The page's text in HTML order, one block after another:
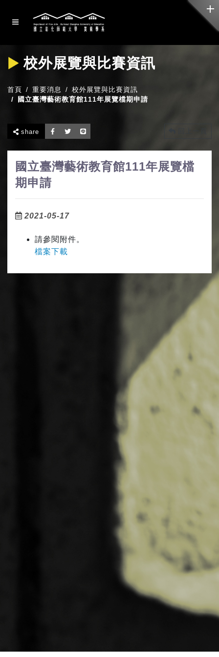
校外展覽與比賽資訊
首頁 重要消息
校外展覽與比賽資訊
國立臺灣藝術教育館111年展覽檔期申請
share
國立臺灣藝術教育館111年展覽檔
期申請
2021-05-17
請參閱附件。
檔案下載